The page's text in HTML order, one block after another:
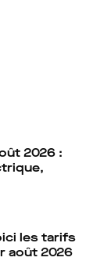
2026 :
les tarifs
août 2026